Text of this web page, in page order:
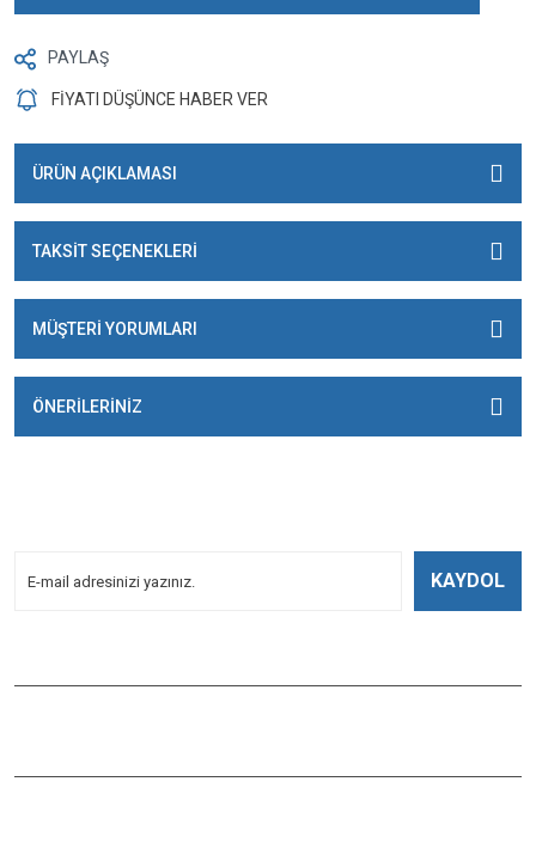
PAYLAŞ
FİYATI DÜŞÜNCE HABER VER
ÜRÜN AÇIKLAMASI
TAKSİT SEÇENEKLERİ
MÜŞTERİ YORUMLARI
ÖNERİLERİNİZ
KAYDOL